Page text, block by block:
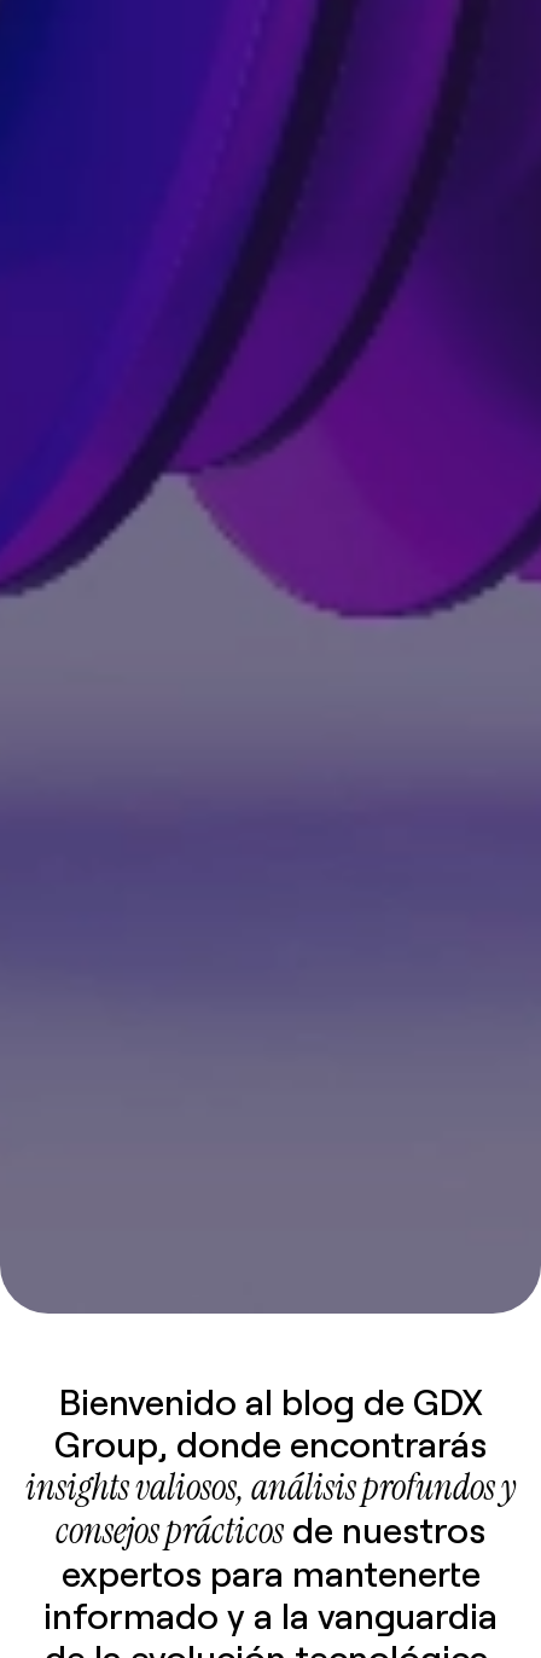
Bienvenido al blog de GDX
Group, donde encontrarás
insights valiosos, análisis profundos y
consejos prácticos de nuestros
expertos para mantenerte
informado y a la vanguardia